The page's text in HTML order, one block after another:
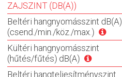
ZAJSZINT (DB(A))
Beltéri hangnyomásszint dB(A)
(csend./min./köz./max.)
Kültéri hangnyomásszint
(hűtés/fűtés) dB(A)
Beltéri hangteljesítményszint